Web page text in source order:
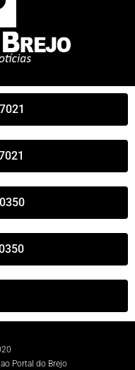
Portal do Brejo